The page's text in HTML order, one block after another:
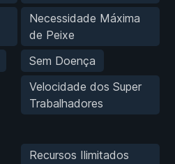
Necessidade Máxima
de Peixe
Sem Doença
Velocidade dos Super
Trabalhadores
Recursos Ilimitados